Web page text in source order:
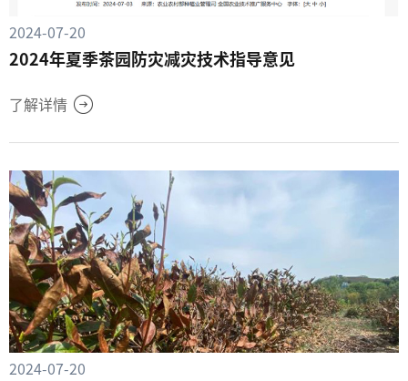
2024-07-20
2024年夏季茶园防灾减灾技术指导意见
了解详情
2024-07-20